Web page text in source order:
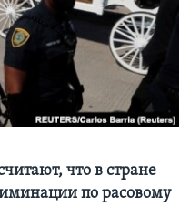
что в стране
по расовому